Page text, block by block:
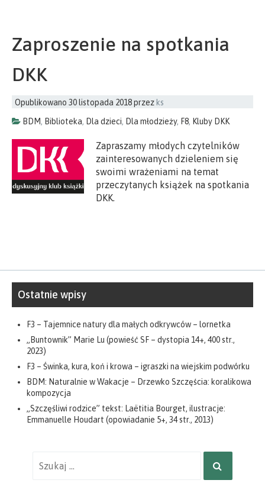
Zaproszenie na spotkania
DKK
Opublikowano 30 listopada 2018przez ks
BDM, Biblioteka, Dla dzieci, Dla młodzieży, F8, Kluby DKK
Zapraszamy młodych czytelników
zainteresowanych dzieleniem się
swoimi wrażeniami na temat
przeczytanych książek na spotkania
DKK.
Ostatnie wpisy
F3 – Tajemnice natury dla małych odkrywców – lornetka
„Buntownik” Marie Lu (powieść SF – dystopia 14+, 400 str.,
2023)
F3 – Świnka, kura, koń i krowa – igraszki na wiejskim podwórku
BDM: Naturalnie w Wakacje – Drzewko Szczęścia: koralikowa
kompozycja
„Szczęśliwi rodzice” tekst: Laëtitia Bourget, ilustracje:
Emmanuelle Houdart (opowiadanie 5+, 34 str., 2013)
SZUKAJ